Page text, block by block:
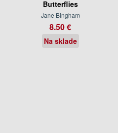
Butterflies
Jane Bingham
8.50 €
Na sklade